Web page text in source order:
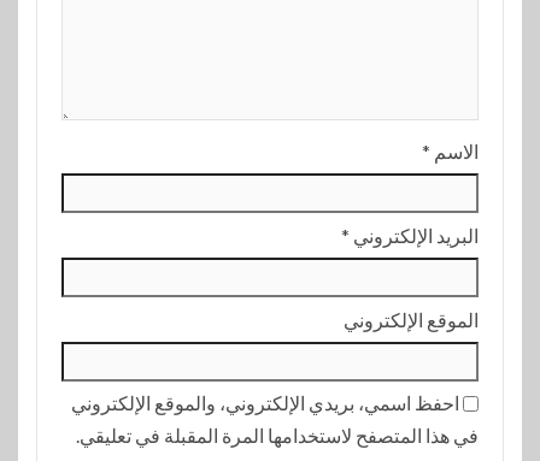
الاسم *
البريد الإلكتروني *
الموقع الإلكتروني
احفظ اسمي، بريدي الإلكتروني، والموقع الإلكتروني
في هذا المتصفح لاستخدامها المرة المقبلة في تعليقي.